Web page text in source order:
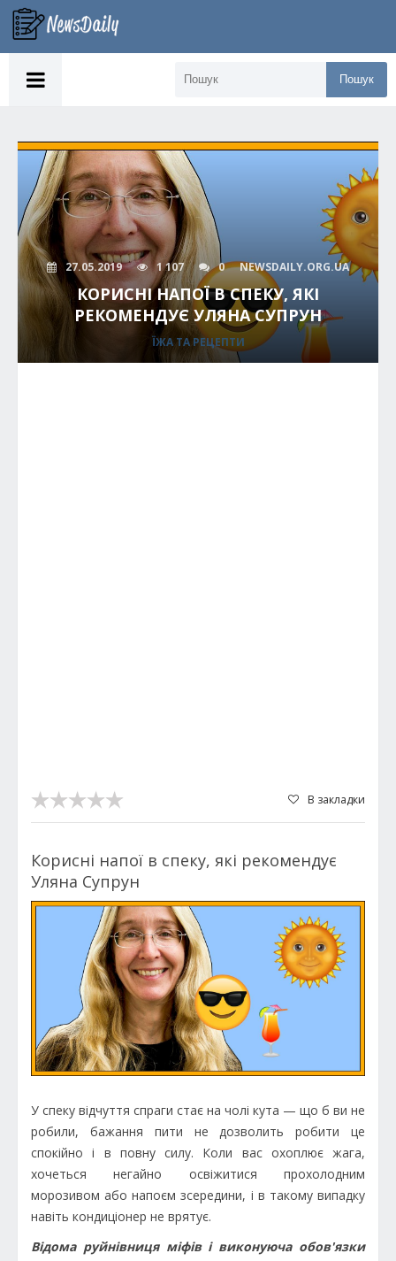
Пошук
27.05.2019 1 107 0 NEWSDAILY.ORG.UA
КОРИСНІ НАПОЇ В СПЕКУ, ЯКІ
РЕКОМЕНДУЄ УЛЯНА СУПРУН
ЇЖА ТА РЕЦЕПТИ
В закладки
Корисні напої в спеку, які рекомендує
Уляна Супрун
У спеку відчуття спраги стає на чолі кута — що б ви не
робили, бажання пити не дозволить робити це
спокійно і в повну силу. Коли вас охоплює жага,
хочеться негайно освіжитися прохолодним
морозивом або напоєм зсередини, і в такому випадку
навіть кондиціонер не врятує.
Відома руйнівниця міфів і виконуюча обов'язки